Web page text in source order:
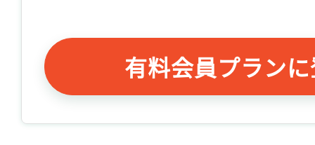
有料会員プラン